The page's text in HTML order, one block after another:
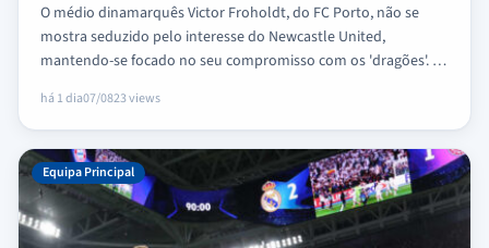
O médio dinamarquês Victor Froholdt, do FC Porto, não se
mostra seduzido pelo interesse do Newcastle United,
mantendo-se focado no seu compromisso com os 'dragões'. O
há 1 dia07/0823 views
Equipa Principal